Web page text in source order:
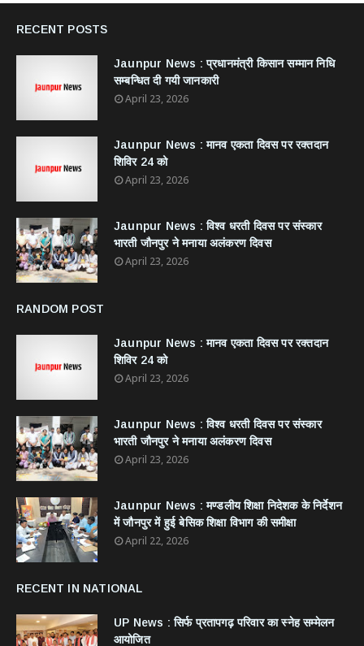
RECENT POSTS
Jaunpur News : ​प्रधानमंत्री किसान सम्मान निधि
सम्बन्धित दी गयी जानकारी
April 23, 2026
Jaunpur News : ​मानव एकता दिवस पर रक्तदान
शिविर 24 को
April 23, 2026
Jaunpur News : विश्व धरती दिवस पर संस्कार
भारती जौनपुर ने मनाया अलंकरण दिवस
April 23, 2026
RANDOM POST
Jaunpur News : ​मानव एकता दिवस पर रक्तदान
शिविर 24 को
April 23, 2026
Jaunpur News : विश्व धरती दिवस पर संस्कार
भारती जौनपुर ने मनाया अलंकरण दिवस
April 23, 2026
Jaunpur News : ​मण्डलीय शिक्षा निदेशक के निर्देशन
में जौनपुर में हुई बेसिक शिक्षा विभाग की समीक्षा
April 22, 2026
RECENT IN NATIONAL
UP News : सिर्फ प्रतापगढ़ परिवार का स्नेह सम्मेलन
आयोजित